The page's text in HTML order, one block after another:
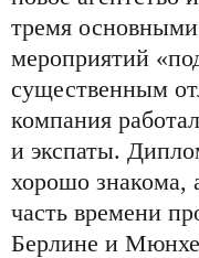
тремя
мероприятий
существенным
компания
и экспаты.
хорошо знакома,
часть времени
Берлине и